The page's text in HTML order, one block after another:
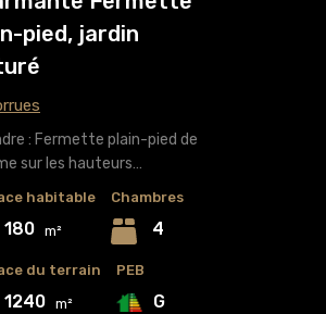
pied, jardin
: Fermette plain-pied de
sur les hauteurs…
habitable
180 m²
Chambres
4
du terrain
1240 m²
PEB
G